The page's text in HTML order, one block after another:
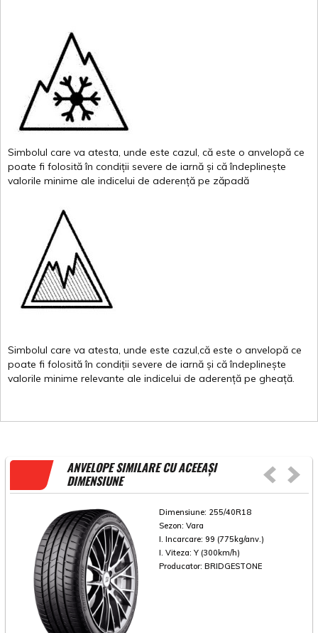
Simbolul care va atesta, unde este cazul, că este o anvelopă ce
poate fi folosită în condiții severe de iarnă și că îndeplinește
valorile minime ale indicelui de aderență pe zăpadă
Simbolul care va atesta, unde este cazul,că este o anvelopă ce
poate fi folosită în condiții severe de iarnă și că îndeplinește
valorile minime relevante ale indicelui de aderență pe gheață.
ANVELOPE SIMILARE CU ACEEAȘI
DIMENSIUNE
Dimensiune: 255/40R18
Sezon: Vara
I. Incarcare: 99 (775kg/anv.)
I. Viteza: Y (300km/h)
Producator: BRIDGESTONE